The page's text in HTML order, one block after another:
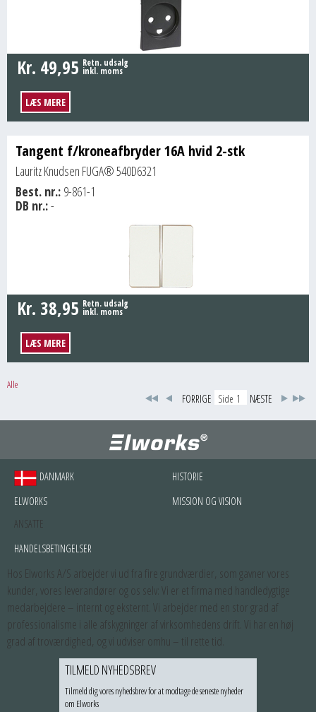
Kr. 49,95 Retn. udsalg
inkl. moms
LÆS MERE
Tangent f/kroneafbryder 16A hvid 2-stk
Lauritz Knudsen FUGA® 540D6321
Best. nr.: 9-861-1
DB nr.:-
Kr. 38,95 Retn. udsalg
inkl. moms
LÆS MERE
Alle
FORRIGE NÆSTE
DANMARK
ELWORKS
HISTORIE
MISSION OG VISION
ANSATTE
HANDELSBETINGELSER
Hos Elworks A/S arbejder vi ud fra fire grundværdier, som gavner vores
kunder, vores leverandører og os selv: Vi er et firma med handledygtige
medarbejdere – internt og eksternt. Vi arbejder med en stor grad af
professionalisme i alle afskygninger af virksomhedens drift. Vi har en høj
grad af troværdighed, og vi udviser omhu – til rette tid.
TILMELD NYHEDSBREV
Tilmeld dig vores nyhedsbrev for at modtage de seneste nyheder
om Elworks